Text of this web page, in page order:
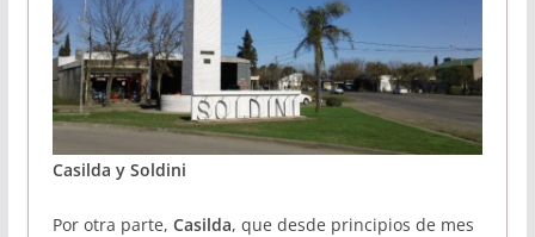
Casilda y Soldini
Por otra parte, Casilda, que desde principios de mes